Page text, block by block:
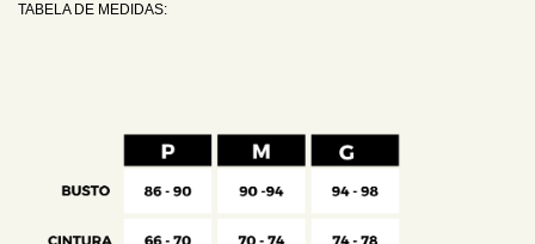
TABELA DE MEDIDAS: